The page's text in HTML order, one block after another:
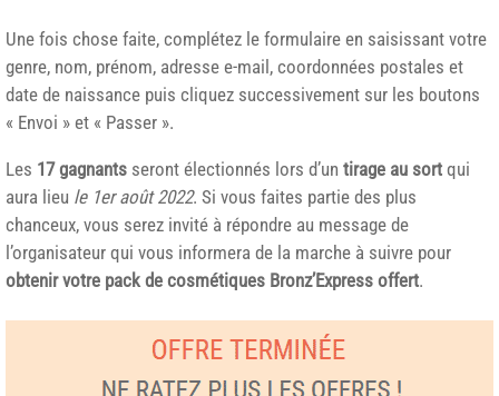
Une fois chose faite, complétez le formulaire en saisissant votre
genre, nom, prénom, adresse e-mail, coordonnées postales et
date de naissance puis cliquez successivement sur les boutons
« Envoi » et « Passer ».
Les 17 gagnants seront électionnés lors d’un tirage au sort qui
aura lieu le 1er août 2022. Si vous faites partie des plus
chanceux, vous serez invité à répondre au message de
l’organisateur qui vous informera de la marche à suivre pour
obtenir votre pack de cosmétiques Bronz’Express offert.